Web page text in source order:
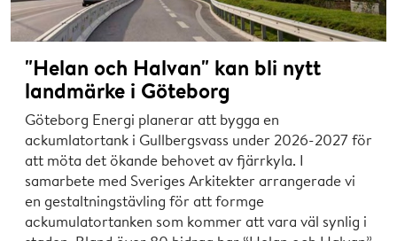
"Helan och Halvan" kan bli nytt
landmärke i Göteborg
Göteborg Energi planerar att bygga en
ackumlatortank i Gullbergsvass under 2026-2027 för
att möta det ökande behovet av fjärrkyla. I
samarbete med Sveriges Arkitekter arrangerade vi
en gestaltningstävling för att formge
ackumulatortanken som kommer att vara väl synlig i